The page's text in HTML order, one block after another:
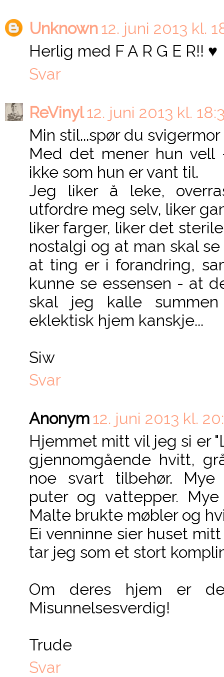
Unknown12. juni 2013 kl.
Herlig med F A R G E R!! ♥
Svar
ReVinyl12. juni 2013 kl.
Min stil...spør du
Med det mener hun
ikke som hun er vant til.
Jeg liker å leke,
utfordre meg selv, liker
liker farger, liker det
nostalgi og at man skal
at ting er i forandring,
kunne se essensen - at
skal jeg kalle
eklektisk hjem kanskje...
Siw
Svar
Anonym12. juni 2013 kl.
Hjemmet mitt vil jeg si er
gjennomgående hvitt,
noe svart tilbehør. Mye
puter og vattepper.
Malte brukte møbler og
Ei venninne sier huset
tar jeg som et stort
Om deres hjem er
Misunnelsesverdig!
Trude
Svar